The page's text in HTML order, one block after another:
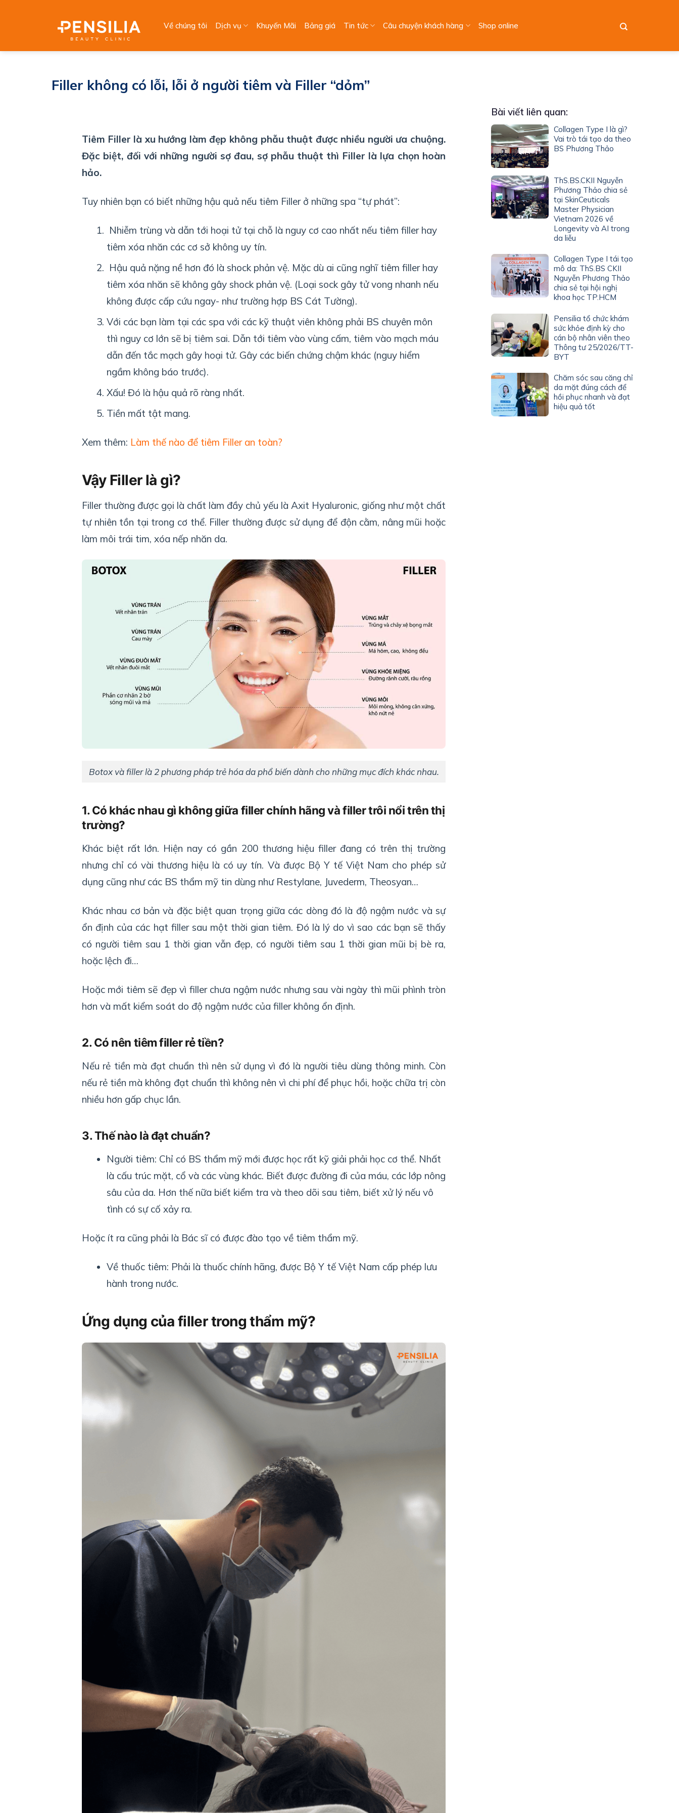
Về chúng tôi Dịch vụ Khuyến Mãi Bảng giá Tin tức Câu chuyện khách hàng Shop online
Filler không có lỗi, lỗi ở người tiêm và Filler “dỏm”
Tiêm Filler là xu hướng làm đẹp không phẫu thuật được nhiều người ưa chuộng.
Đặc biệt, đối với những người sợ đau, sợ phẫu thuật thì Filler là lựa chọn hoàn
hảo.
Tuy nhiên bạn có biết những hậu quả nếu tiêm Filler ở những spa “tự phát”:
Nhiễm trùng và dẫn tới hoại tử tại chỗ là nguy cơ cao nhất nếu tiêm filler hay
tiêm xóa nhăn các cơ sở không uy tín.
Hậu quả nặng nề hơn đó là shock phản vệ. Mặc dù ai cũng nghĩ tiêm filler hay
tiêm xóa nhăn sẽ không gây shock phản vệ. (Loại sock gây tử vong nhanh nếu
không được cấp cứu ngay- như trường hợp BS Cát Tường).
Với các bạn làm tại các spa với các kỹ thuật viên không phải BS chuyên môn
thì nguy cơ lớn sẽ bị tiêm sai. Dẫn tới tiêm vào vùng cấm, tiêm vào mạch máu
dẫn đến tắc mạch gây hoại tử. Gây các biến chứng chậm khác (nguy hiểm
ngầm không báo trước).
Xấu! Đó là hậu quả rõ ràng nhất.
Tiền mất tật mang.
Xem thêm: Làm thế nào để tiêm Filler an toàn?
Vậy Filler là gì?
Filler thường được gọi là chất làm đầy chủ yếu là Axit Hyaluronic, giống như một chất
tự nhiên tồn tại trong cơ thể. Filler thường được sử dụng để độn cằm, nâng mũi hoặc
làm môi trái tim, xóa nếp nhăn da.
Botox và filler là 2 phương pháp trẻ hóa da phổ biến dành cho những mục đích khác nhau.
1. Có khác nhau gì không giữa filler chính hãng và filler trôi nổi trên thị
trường?
Khác biệt rất lớn. Hiện nay có gần 200 thương hiệu filler đang có trên thị trường
nhưng chỉ có vài thương hiệu là có uy tín. Và được Bộ Y tế Việt Nam cho phép sử
dụng cũng như các BS thẩm mỹ tin dùng như Restylane, Juvederm, Theosyan…
Khác nhau cơ bản và đặc biệt quan trọng giữa các dòng đó là độ ngậm nước và sự
ổn định của các hạt filler sau một thời gian tiêm. Đó là lý do vì sao các bạn sẽ thấy
có người tiêm sau 1 thời gian vẫn đẹp, có người tiêm sau 1 thời gian mũi bị bè ra,
hoặc lệch đi…
Hoặc mới tiêm sẽ đẹp vì filler chưa ngậm nước nhưng sau vài ngày thì mũi phình tròn
hơn và mất kiểm soát do độ ngậm nước của filler không ổn định.
2. Có nên tiêm filler rẻ tiền?
Nếu rẻ tiền mà đạt chuẩn thì nên sử dụng vì đó là người tiêu dùng thông minh. Còn
nếu rẻ tiền mà không đạt chuẩn thì không nên vì chi phí để phục hồi, hoặc chữa trị còn
nhiều hơn gấp chục lần.
3. Thế nào là đạt chuẩn?
Người tiêm: Chỉ có BS thẩm mỹ mới được học rất kỹ giải phải học cơ thể. Nhất
là cấu trúc mặt, cổ và các vùng khác. Biết được đường đi của máu, các lớp nông
sâu của da. Hơn thế nữa biết kiểm tra và theo dõi sau tiêm, biết xử lý nếu vô
tình có sự cố xảy ra.
Hoặc ít ra cũng phải là Bác sĩ có được đào tạo về tiêm thẩm mỹ.
Về thuốc tiêm: Phải là thuốc chính hãng, được Bộ Y tế Việt Nam cấp phép lưu
hành trong nước.
Ứng dụng của filler trong thẩm mỹ?
Bài viết liên quan:
Collagen Type I là gì?
Vai trò tái tạo da theo
BS Phương Thảo
ThS.BS.CKII Nguyễn
Phương Thảo chia sẻ
tại SkinCeuticals
Master Physician
Vietnam 2026 về
Longevity và AI trong
da liễu
Collagen Type I tái tạo
mô da: ThS.BS CKII
Nguyễn Phương Thảo
chia sẻ tại hội nghị
khoa học TP.HCM
Pensilia tổ chức khám
sức khỏe định kỳ cho
cán bộ nhân viên theo
Thông tư 25/2026/TT-
BYT
Chăm sóc sau căng chỉ
da mặt đúng cách để
hồi phục nhanh và đạt
hiệu quả tốt